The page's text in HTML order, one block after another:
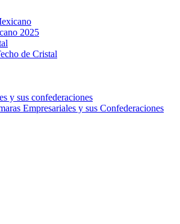
2025
de Cristal
y sus confederaciones
Empresariales y sus Confederaciones